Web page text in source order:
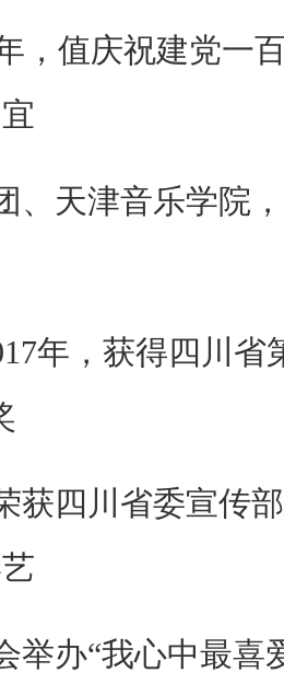
，值庆祝建党一
、天津音乐学院
年，获得四川省
获四川省委宣传
举办“我心中最喜